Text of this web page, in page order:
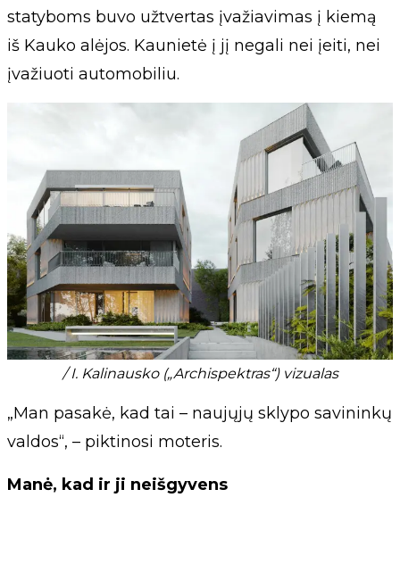
statyboms buvo užtvertas įvažiavimas į kiemą
iš Kauko alėjos. Kaunietė į jį negali nei įeiti, nei
įvažiuoti automobiliu.
/ I. Kalinausko („Archispektras“) vizualas
„Man pasakė, kad tai – naujųjų sklypo savininkų
valdos“, – piktinosi moteris.
Manė, kad ir ji neišgyvens